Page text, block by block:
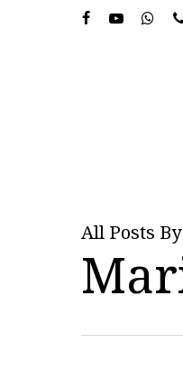
All Posts By